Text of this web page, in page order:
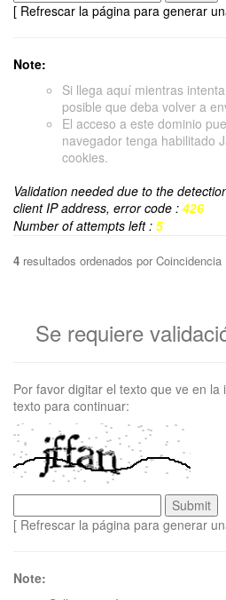
[ Refrescar la página para generar
Note:
Si llega aquí mientras
posible que deba volver a
El acceso a este dominio
navegador tenga habilitado
cookies.
Validation needed due to the
client IP address, error code : 426
Number of attempts left : 5
4 resultados ordenados por Coincidencia
Se requiere
Por favor digitar el texto que ve en
texto para continuar:
[ Refrescar la página para generar
Note: